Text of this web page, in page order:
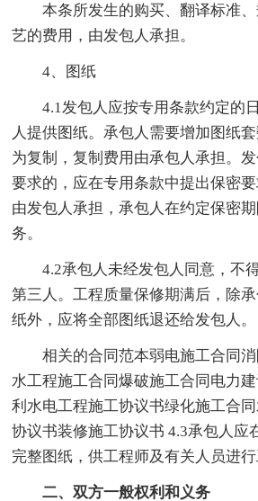
本条所发生的购买、翻译标准
艺的费用，由发包人承担。
4、图纸
4.1发包人应按专用条款约定的
人提供图纸。承包人需要增加图纸
为复制，复制费用由承包人承担。
要求的，应在专用条款中提出保密
由发包人承担，承包人在约定保密
务。
4.2承包人未经发包人同意，不
第三人。工程质量保修期满后，除
纸外，应将全部图纸退还给发包人。
相关的合同范本弱电施工合同
水工程施工合同爆破施工合同电力
利水电工程施工协议书绿化施工合
协议书装修施工协议书 4.3承包人应
完整图纸，供工程师及有关人员进行
二、双方一般权利和义务